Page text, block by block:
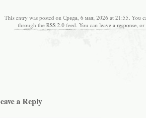
This entry was posted on Среда, 6 мая, 2026 at 21:55. You
through the RSS 2.0 feed. You can leave a response, or
a Reply